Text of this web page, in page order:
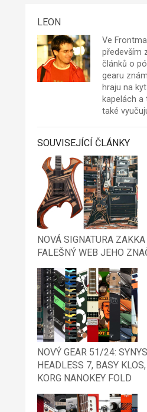
LEON
Ve
především
článků o
gearu
hraju na
kapelách
také
SOUVISEJÍCÍ ČLÁNKY
NOVÁ SIGNATURA
FALEŠNÝ WEB JEHO
NOVÝ GEAR 51/24:
HEADLESS 7, BASY
KORG NANOKEY FOLD